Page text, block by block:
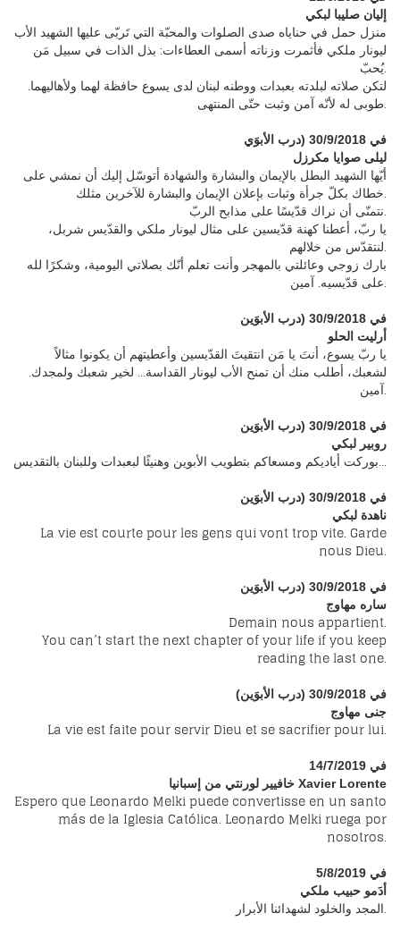
إليان صليبا لبكي
منزل حمل في حناياه صدى الصلوات والمحبّة التي تَربّى عليها الشهيد الأب
ليونار ملكي فأثمرت وزناته أسمى العطاءات: بذل الذات في سبيل مَن
يُحبّ.
لتكن صلاته لبلدته بعبدات ووطنه لبنان لدى يسوع حافظة لهما ولأهاليهما.
طوبى له لأنّه آمن وثبت حتّى المنتهى.
في 30/9/2018 (درب الأبوَي
ليلى صوايا مكرزل
أيّها الشهيد البطل بالإيمان والبشارة والشهادة أتوسّل إليك أن نمشي على
خطاك بكلّ جرأة وثبات بإعلان الإيمان والبشارة للآخرين مثلك.
نتمنّى أن نراك قدّيسًا على مذابح الربّ.
يا ربّ، أعطنا كهنة قدّيسين على مثال ليونار ملكي والقدّيس شربل،
لنتقدّس من خلالهم.
بارك زوجي وعائلتي بالمهجر وأنت تعلم أنّك بصلاتي اليومية، وشكرًا لله
على قدّيسيه. آمين.
في 30/9/2018 (درب الأبوَين
أرليت الحلو
يا ربّ يسوع، أنتَ يا مَن انتقيتَ القدّيسين وأعطيتهم أن يكونوا مثالاً
لشعبك، أطلب منك أن تمنح الأب ليونار القداسة... لخير شعبك ولمجدك.
آمين.
في 30/9/2018 (درب الأبوَين
روبير لبكي
بوركت أياديكم ومسعاكم بتطويب الأبوين وهنيئًا لبعبدات وللبنان بالتقديس...
في 30/9/2018 (درب الأبوَين
ناهدة لبكي
La vie est courte pour les gens qui vont trop vite. Garde
nous Dieu.
في 30/9/2018 (درب الأبوَين
ساره مهاوج
Demain nous appartient.
You can’t start the next chapter of your life if you keep
reading the last one.
في 30/9/2018 (درب الأبوَين)
جنى مهاوج
La vie est faite pour servir Dieu et se sacrifier pour lui.
في 14/7/2019
خافيير لورنتي من إسبانيا Xavier Lorente
Espero que Leonardo Melki puede convertisse en un santo
más de la Iglesia Católica. Leonardo Melki ruega por
nosotros.
في 5/8/2019
أدَمو حبيب ملكي
المجد والخلود لشهدائنا الأبرار.